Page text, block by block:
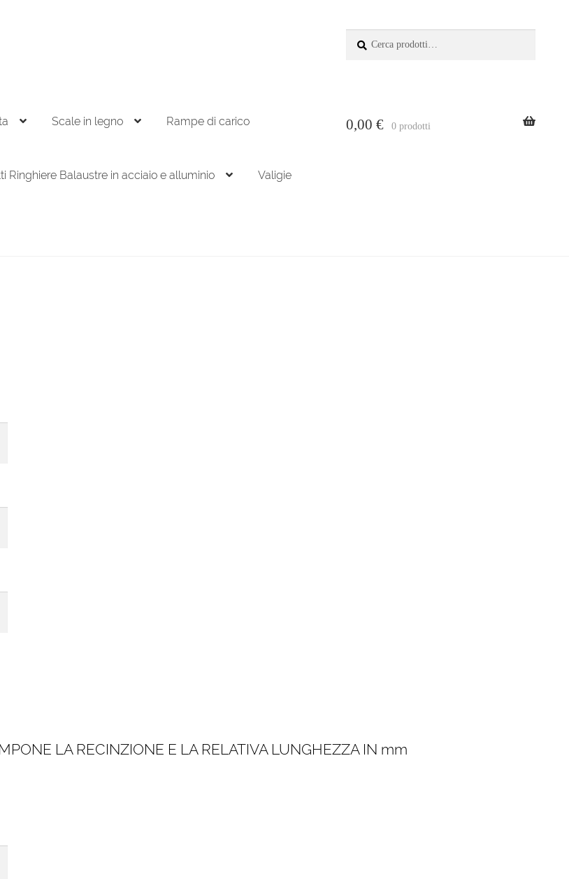
Scale in legno Rampe di carico
Ringhiere Balaustre in acciaio e alluminio Valigie
0,00 € 0 prodotti
LA RECINZIONE E LA RELATIVA LUNGHEZZA IN mm